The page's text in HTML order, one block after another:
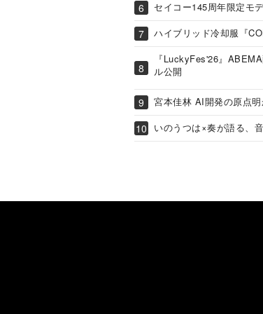
セイコー145周年限定モ
ハイブリッド冷却服『
『LuckyFes'26』
ル公開
宮本佳林 AI開発の原点明
いのうつは×奏が語る、